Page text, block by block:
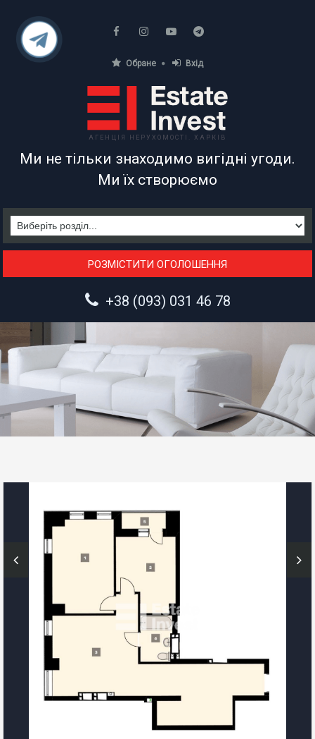
Обране Вхід
АГЕНЦІЯ НЕРУХОМОСТІ. ХАРКІВ
Ми не тільки знаходимо вигідні угоди.
Ми їх створюємо
РОЗМІСТИТИ ОГОЛОШЕННЯ
+38 (093) 031 46 78